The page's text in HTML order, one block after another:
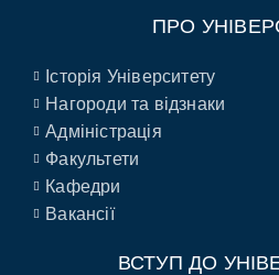
ПРО
Історія Університету
Нагороди та відзнаки
Адміністрація
Факультети
Кафедри
Вакансії
ВСТУП ДО